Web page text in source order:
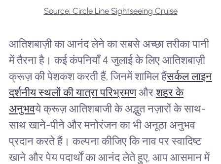
Source: Circle Line Sightseeing Cruise
आतिशबाज़ी का आनंद लेने का सबसे अच्छा तरीका पानी
में तैरना है। कई कंपनियाँ 4 जुलाई के लिए आतिशबाज़ी
क्रूज़ की पेशकश करती हैं, जिनमें शामिल हैंसर्कल लाइन
दर्शनीय स्थलों की यात्रा परिभ्रमणऔरशहर के
अनुभवये क्रूज़ आतिशबाजी के अद्भुत नज़ारों के साथ-
साथ खाने-पीने और मनोरंजन का भी अनूठा अनुभव
प्रदान करते हैं। कल्पना कीजिए कि नाव पर स्वादिष्ट
खाने और पेय पदार्थों का आनंद लेते हुए, आप आसमान में